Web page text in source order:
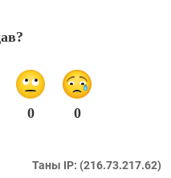
0 0
Таны IP: (216.73.217.62)